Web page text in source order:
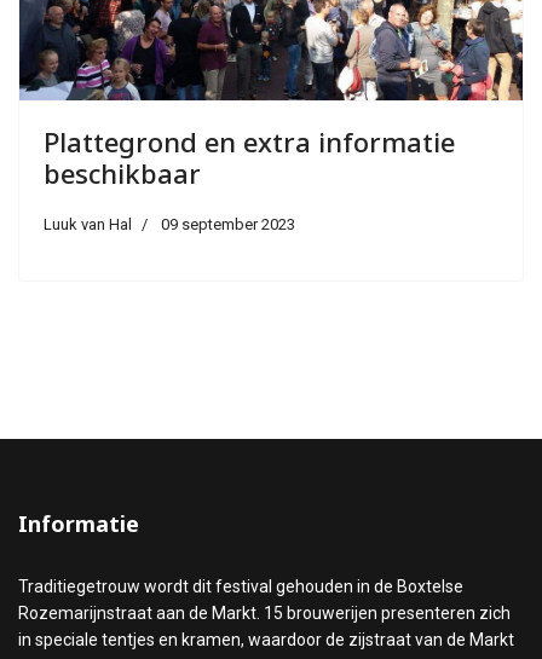
Plattegrond en extra informatie
beschikbaar
Luuk van Hal 09 september 2023
Informatie
Traditiegetrouw wordt dit festival gehouden in de Boxtelse
Rozemarijnstraat aan de Markt. 15 brouwerijen presenteren zich
in speciale tentjes en kramen, waardoor de zijstraat van de Markt